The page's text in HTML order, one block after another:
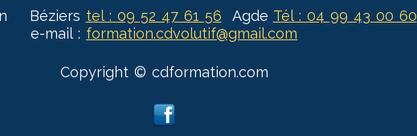
Béziers tel : 09 52 47 61 56 Agde Tél : 04 99 43 00 60
e-mail : formation.cdvolutif@gmail.com
Copyright © cdformation.com